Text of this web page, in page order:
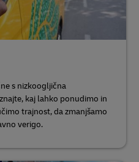
s nizkoogljična
kaj lahko ponudimo in
trajnost, da zmanjšamo
verigo.